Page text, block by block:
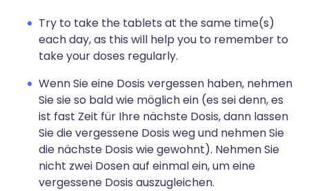
Try to take the tablets at the same time(s)
each day, as this will help you to remember to
take your doses regularly.
Wenn Sie eine Dosis vergessen haben, nehmen
Sie sie so bald wie möglich ein (es sei denn, es
ist fast Zeit für Ihre nächste Dosis, dann lassen
Sie die vergessene Dosis weg und nehmen Sie
die nächste Dosis wie gewohnt). Nehmen Sie
nicht zwei Dosen auf einmal ein, um eine
vergessene Dosis auszugleichen.